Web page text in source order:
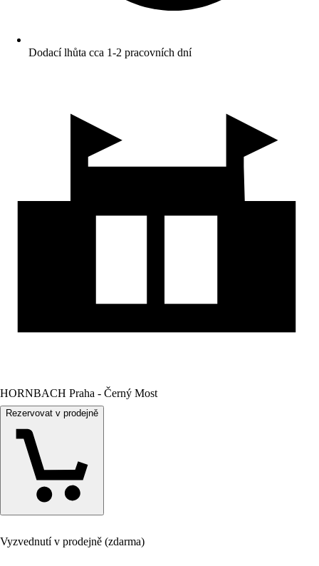
Dodací lhůta cca 1-2 pracovních dní
HORNBACH Praha - Černý Most
Rezervovat v prodejně
Vyzvednutí v prodejně (zdarma)